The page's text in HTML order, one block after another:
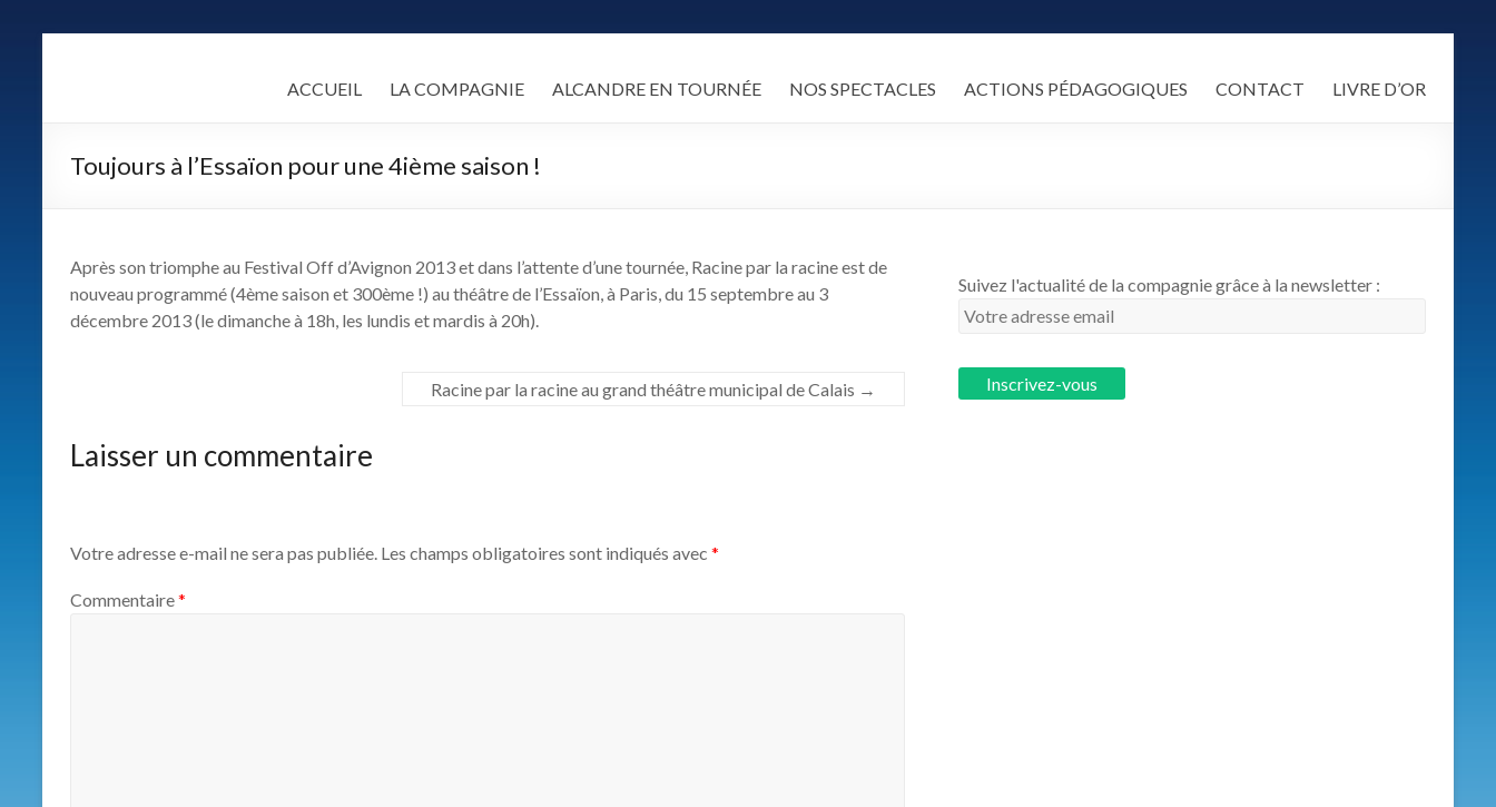
ALCANDRE
populaire
qualité
idée
des
les
ACCUEIL LA COMPAGNIE ALCANDRE EN TOURNÉE NOS SPECTACLES ACTIONS PÉDAGOGIQUES CONTACT LIVRE D’OR
Toujours à l’Essaïon pour une 4ième saison !
Après son triomphe au Festival Off d’Avignon 2013 et dans l’attente d’une tournée, Racine par la racine est de
nouveau programmé (4ème saison et 300ème !) au théâtre de l’Essaïon, à Paris, du 15 septembre au 3
décembre 2013 (le dimanche à 18h, les lundis et mardis à 20h).
Racine par la racine au grand théâtre municipal de Calais →
Laisser un commentaire
Votre adresse e-mail ne sera pas publiée. Les champs obligatoires sont indiqués avec *
Commentaire*
Suivez l'actualité de la compagnie grâce à la newsletter :